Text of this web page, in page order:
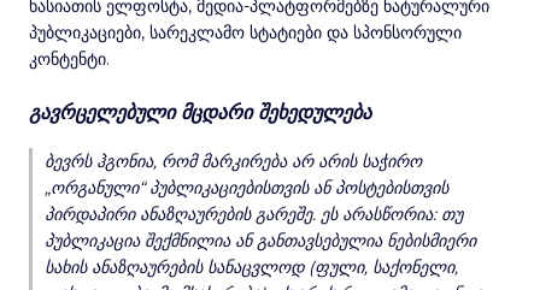
ხასიათის ელფოსტა, მედია-პლატფორმებზე ნატურალური
პუბლიკაციები, სარეკლამო სტატიები და სპონსორული
კონტენტი.
გავრცელებული მცდარი შეხედულება
ბევრს ჰგონია, რომ მარკირება არ არის საჭირო
„ორგანული“ პუბლიკაციებისთვის ან პოსტებისთვის
პირდაპირი ანაზღაურების გარეშე. ეს არასწორია: თუ
პუბლიკაცია შექმნილია ან განთავსებულია ნებისმიერი
სახის ანაზღაურების სანაცვლოდ (ფული, საქონელი,